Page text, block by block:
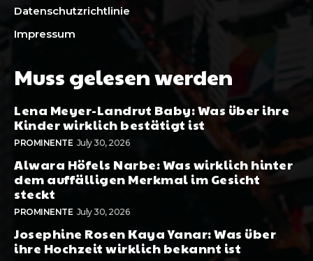
Datenschutzrichtlinie
Impressum
Muss gelesen werden
Lena Meyer-Landrut Baby: Was über ihre
Kinder wirklich bestätigt ist
PROMINENTE July 30, 2026
Alwara Höfels Narbe: Was wirklich hinter
dem auffälligen Merkmal im Gesicht
steckt
PROMINENTE July 30, 2026
Josephine Rosen Kaya Yanar: Was über
ihre Hochzeit wirklich bekannt ist